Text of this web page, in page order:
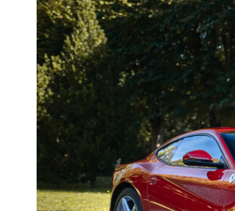
Configurée dans une couleur rouge Rosso
offre brillance et profondeur et ne nécessite
l’ensemble des éléments, est également en
défauts, et s’associent parfaitement avec un
tableau de bord. L’instrumentation est
Côté mécanique, le V12 en position centrale
parfait. Les 740 chevaux sont délivrés sans
Berlinetta n’a jamais roulé sur circuit et
révision en août 2023, cet exemplaire est prêt
Cette F12 Berlinetta dispose des équipements
- AFS1-AFS Système avancé d'éclairage